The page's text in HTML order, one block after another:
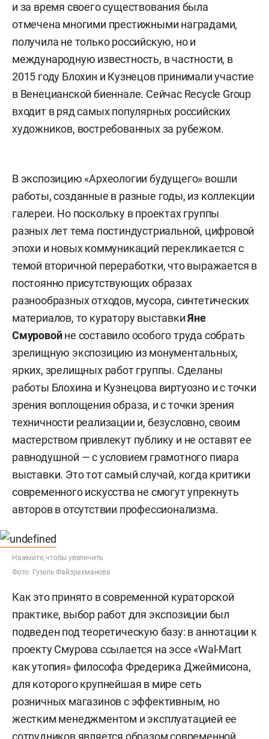
и за время своего существования была
отмечена многими престижными наградами,
получила не только российскую, но и
международную известность, в частности, в
2015 году Блохин и Кузнецов принимали участие
в Венецианской биеннале. Сейчас Recycle Group
входит в ряд самых популярных российских
художников, востребованных за рубежом.
В экспозицию «Археологии будущего» вошли
работы, созданные в разные годы, из коллекции
галереи. Но поскольку в проектах группы
разных лет тема постиндустриальной, цифровой
эпохи и новых коммуникаций перекликается с
темой вторичной переработки, что выражается в
постоянно присутствующих образах
разнообразных отходов, мусора, синтетических
материалов, то куратору выставкиЯне
Смуровойне составило особого труда собрать
зрелищную экспозицию из монументальных,
ярких, зрелищных работ группы. Сделаны
работы Блохина и Кузнецова виртуозно и с точки
зрения воплощения образа, и с точки зрения
техничности реализации и, безусловно, своим
мастерством привлекут публику и не оставят ее
равнодушной — с условием грамотного пиара
выставки. Это тот самый случай, когда критики
современного искусства не смогут упрекнуть
авторов в отсутствии профессионализма.
Нажмите, чтобы увеличить
Фото: Гузель Файзрахманова
Как это принято в современной кураторской
практике, выбор работ для экспозиции был
подведен под теоретическую базу: в аннотации к
проекту Смурова ссылается на эссе «Wal-Mart
как утопия» философа Фредерика Джеймисона,
для которого крупнейшая в мире сеть
розничных магазинов с эффективным, но
жестким менеджментом и эксплуатацией ее
сотрудников является образом современной